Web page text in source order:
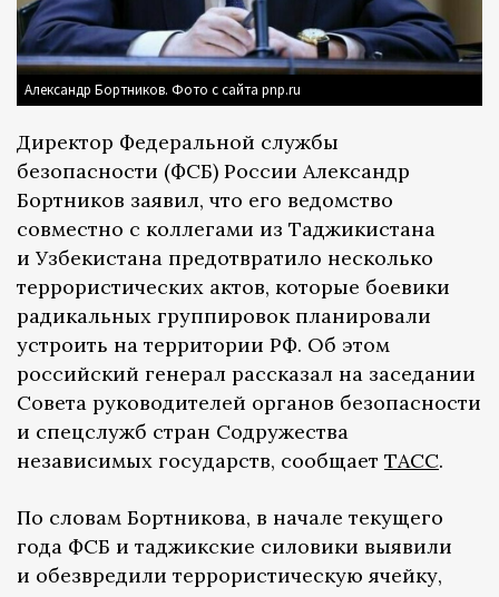
Александр Бортников. Фото с сайта pnp.ru
Директор Федеральной службы
безопасности (ФСБ) России Александр
Бортников заявил, что его ведомство
совместно с коллегами из Таджикистана
и Узбекистана предотвратило несколько
террористических актов, которые боевики
радикальных группировок планировали
устроить на территории РФ. Об этом
российский генерал рассказал на заседании
Совета руководителей органов безопасности
и спецслужб стран Содружества
независимых государств, сообщает ТАСС.
По словам Бортникова, в начале текущего
года ФСБ и таджикские силовики выявили
и обезвредили террористическую ячейку,